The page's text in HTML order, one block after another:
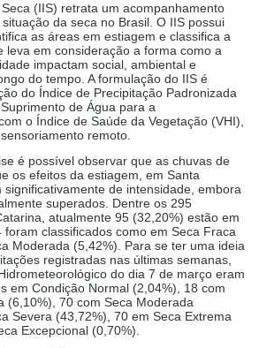
(IIS) retrata um acompanhamento
da seca no Brasil. O IIS possui
as áreas em estiagem e classifica a
leva em consideração a forma como a
impactam social, ambiental e
do tempo. A formulação do IIS é
do Índice de Precipitação Padronizada
de Água para a
o Índice de Saúde da Vegetação (VHI),
remoto.
é possível observar que as chuvas de
os efeitos da estiagem, em Santa
de intensidade, embora
superados. Dentre os 295
atualmente 95 (32,20%) estão em
foram classificados como em Seca Fraca
Moderada (5,42%). Para se ter uma ideia
registradas nas últimas semanas,
do dia 7 de março eram
em Condição Normal (2,04%), 18 com
(6,10%), 70 com Seca Moderada
Severa (43,72%), 70 em Seca Extrema
Excepcional (0,70%).